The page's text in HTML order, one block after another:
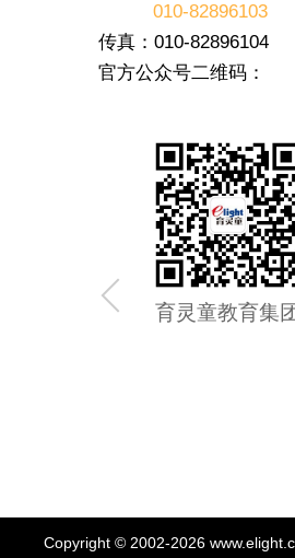
010-82896103
传真：010-82896104
官方公众号二维码：
育灵童教育集
Copyright © 2002-2026